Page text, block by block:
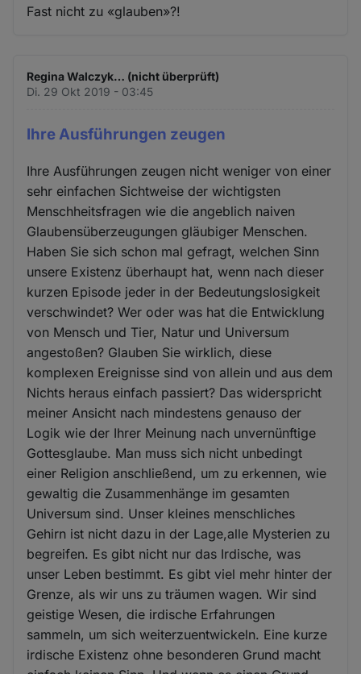
Fast nicht zu «glauben»?!
Regina Walczyk… (nicht überprüft)
Di. 29 Okt 2019 - 03:45
Ihre Ausführungen zeugen
Ihre Ausführungen zeugen nicht weniger von einer
sehr einfachen Sichtweise der wichtigsten
Menschheitsfragen wie die angeblich naiven
Glaubensüberzeugungen gläubiger Menschen.
Haben Sie sich schon mal gefragt, welchen Sinn
unsere Existenz überhaupt hat, wenn nach dieser
kurzen Episode jeder in der Bedeutungslosigkeit
verschwindet? Wer oder was hat die Entwicklung
von Mensch und Tier, Natur und Universum
angestoßen? Glauben Sie wirklich, diese
komplexen Ereignisse sind von allein und aus dem
Nichts heraus einfach passiert? Das widerspricht
meiner Ansicht nach mindestens genauso der
Logik wie der Ihrer Meinung nach unvernünftige
Gottesglaube. Man muss sich nicht unbedingt
einer Religion anschließend, um zu erkennen, wie
gewaltig die Zusammenhänge im gesamten
Universum sind. Unser kleines menschliches
Gehirn ist nicht dazu in der Lage,alle Mysterien zu
begreifen. Es gibt nicht nur das Irdische, was
unser Leben bestimmt. Es gibt viel mehr hinter der
Grenze, als wir uns zu träumen wagen. Wir sind
geistige Wesen, die irdische Erfahrungen
sammeln, um sich weiterzuentwickeln. Eine kurze
irdische Existenz ohne besonderen Grund macht